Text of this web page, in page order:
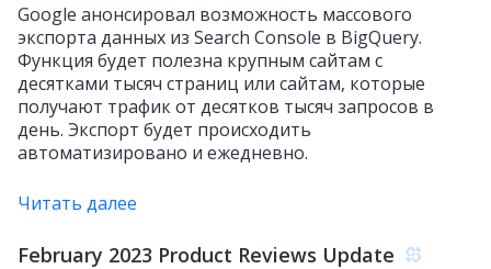
Google анонсировал возможность массового
экспорта данных из Search Console в BigQuery.
Функция будет полезна крупным сайтам с
десятками тысяч страниц или сайтам, которые
получают трафик от десятков тысяч запросов в
день. Экспорт будет происходить
автоматизировано и ежедневно.
Читать далее
February 2023 Product Reviews Update